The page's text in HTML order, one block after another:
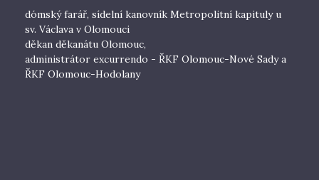
dómský farář, sídelní kanovník Metropolitní kapituly u
sv. Václava v Olomouci
děkan děkanátu Olomouc,
administrátor excurrendo - ŘKF Olomouc-Nové Sady a
ŘKF Olomouc-Hodolany